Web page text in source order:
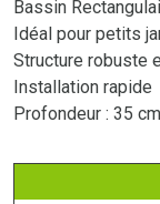
Bassin
Idéal pour petits
Structure robuste
Installation rapide
Profondeur : 35 cm